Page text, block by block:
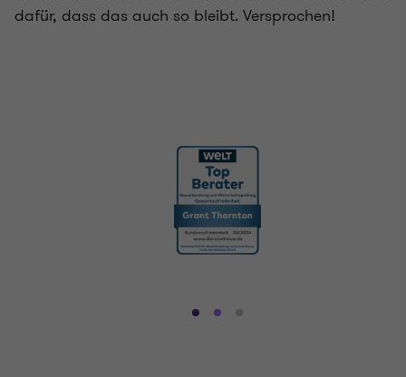
dafür, dass das auch so bleibt. Versprochen!
GeheGeheGehe